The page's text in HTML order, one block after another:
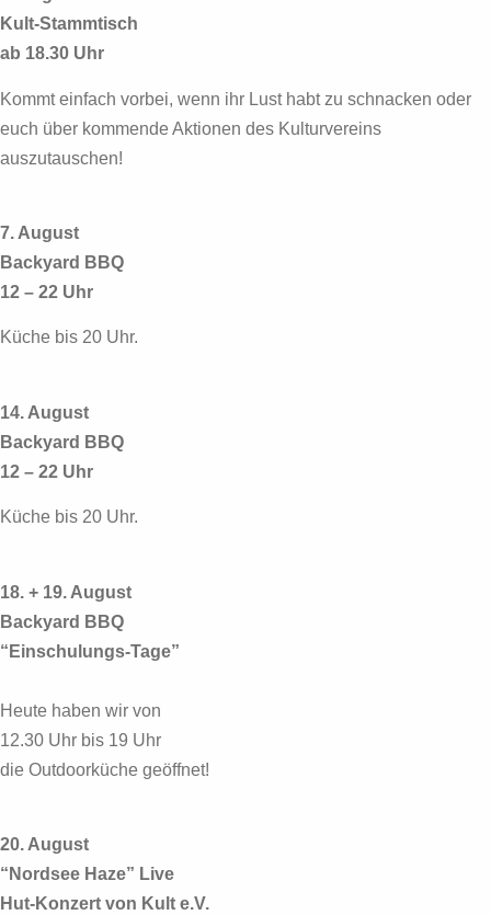
Kult-Stammtisch
ab 18.30 Uhr
Kommt einfach vorbei, wenn ihr Lust habt zu schnacken oder
euch über kommende Aktionen des Kulturvereins
auszutauschen!
7. August
Backyard BBQ
12 – 22 Uhr
Küche bis 20 Uhr.
14. August
Backyard BBQ
12 – 22 Uhr
Küche bis 20 Uhr.
18. + 19. August
Backyard BBQ
“Einschulungs-Tage”
Heute haben wir von
12.30 Uhr bis 19 Uhr
die Outdoorküche geöffnet!
20. August
“Nordsee Haze” Live
Hut-Konzert von Kult e.V.